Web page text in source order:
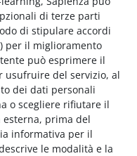
di terze parti
di stipulare accordi
per il miglioramento
può esprimere il
usufruire del servizio, al
dei dati personali
o scegliere rifiutare il
esterna, prima del
informativa per il
le modalità e la